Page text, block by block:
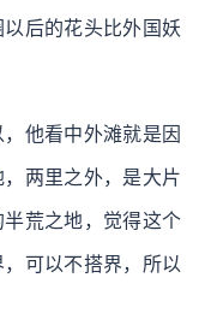
后的花头比外国妖
他看中外滩就是因
两里之外，是大片
荒之地，觉得这个
可以不搭界，所以